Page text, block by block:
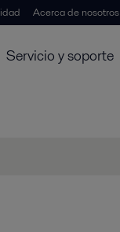
Acerca de nosotros
Servicio y soporte